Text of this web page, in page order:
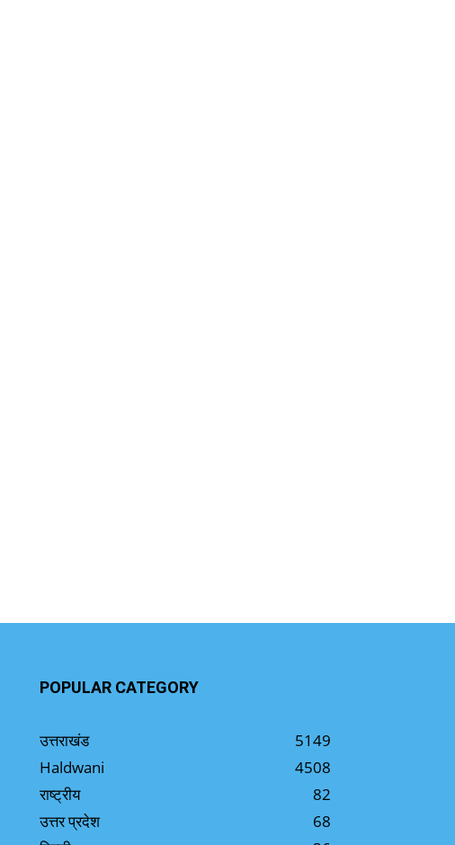
POPULAR CATEGORY
उत्तराखंड
5149
Haldwani
4508
राष्ट्रीय
82
उत्तर प्रदेश
68